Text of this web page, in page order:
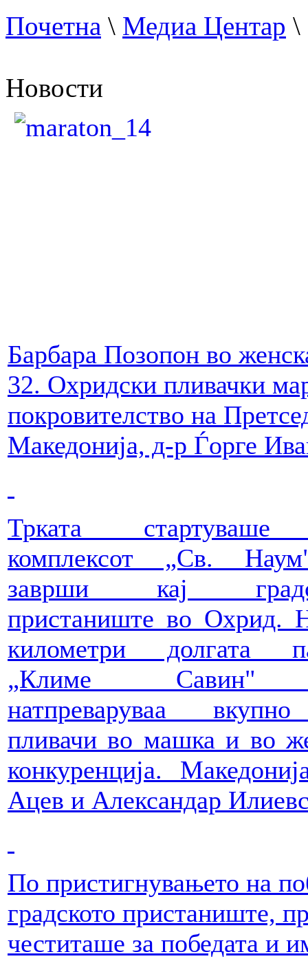
Почетна \ Медиа Центар \
Новости
Барбара Позопон во
32. Охридски пливачки
покровителство на
Македонија, д-р Ѓорге
Трката
комплексот „Св.
заврши кај
пристаниште во Охрид.
километри долгата
„Климе
натпреваруваа
пливачи во машка и во
конкуренција.
Ацев и Александар
По пристигнувањето на
градското пристаниште,
честиташе за победата и